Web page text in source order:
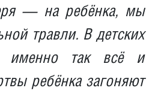
— на ребёнка, мы
травли. В детских
именно так всё и
ребёнка загоняют